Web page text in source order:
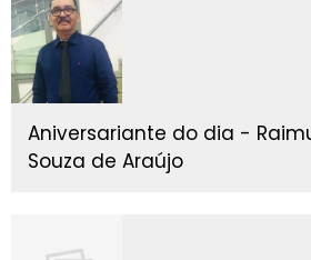
Aniversariante do dia -
Souza de Araújo